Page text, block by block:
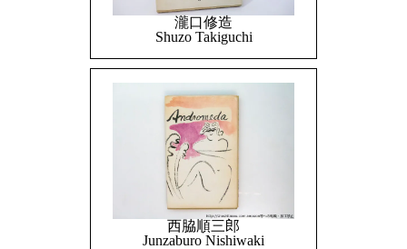
瀧口修造
Shuzo Takiguchi
西脇順三郎
Junzaburo Nishiwaki